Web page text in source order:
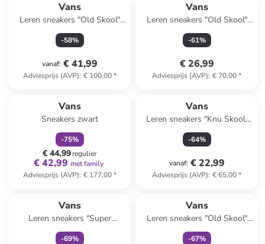
Vans
Leren sneakers "Old Skool"
oranje/rood
-58%
vanaf: € 41,99
Adviesprijs (AVP): € 100,00*
Vans
Leren sneakers "Old Skool"
wit
-61%
€ 26,99
Adviesprijs (AVP): € 70,00*
Vans
Sneakers zwart
-75%
€ 44,99regulier
€ 42,99 met family
Adviesprijs (AVP): € 177,00*
Vans
Leren sneakers "Knu Skool"
lichtroze/paars
-64%
vanaf: € 22,99
Adviesprijs (AVP): € 65,00*
Vans
Leren sneakers "Super
Lowpro" beige
-69%
Vans
Leren sneakers "Old Skool"
crème
-67%